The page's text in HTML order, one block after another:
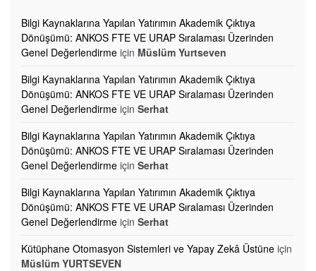
Bilgi Kaynaklarına Yapılan Yatırımın Akademik Çıktıya
Dönüşümü: ANKOS FTE VE URAP Sıralaması Üzerinden
Genel Değerlendirme için Müslüm Yurtseven
Bilgi Kaynaklarına Yapılan Yatırımın Akademik Çıktıya
Dönüşümü: ANKOS FTE VE URAP Sıralaması Üzerinden
Genel Değerlendirme için Serhat
Bilgi Kaynaklarına Yapılan Yatırımın Akademik Çıktıya
Dönüşümü: ANKOS FTE VE URAP Sıralaması Üzerinden
Genel Değerlendirme için Serhat
Bilgi Kaynaklarına Yapılan Yatırımın Akademik Çıktıya
Dönüşümü: ANKOS FTE VE URAP Sıralaması Üzerinden
Genel Değerlendirme için Serhat
Kütüphane Otomasyon Sistemleri ve Yapay Zekâ Üstüne için
Müslüm YURTSEVEN